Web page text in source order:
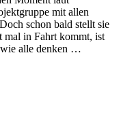
mit allen
schon bald stellt sie
mal in Fahrt kommt, ist
alle denken …